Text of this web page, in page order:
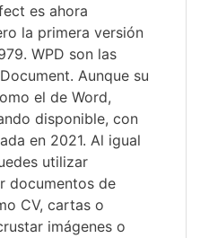
es ahora
la primera versión
WPD son las
Aunque su
el de Word,
disponible, con
en 2021. Al igual
utilizar
documentos de
CV, cartas o
imágenes o